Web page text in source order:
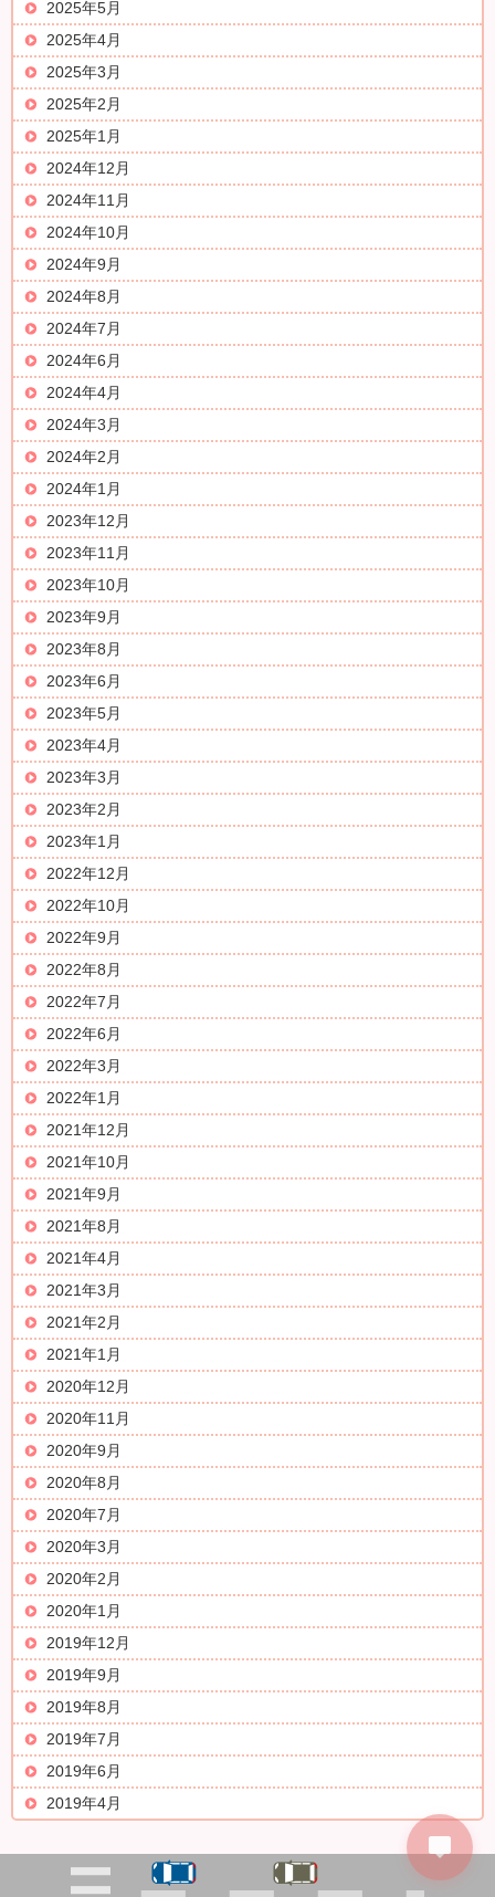
2025年5月
2025年4月
2025年3月
2025年2月
2025年1月
2024年12月
2024年11月
2024年10月
2024年9月
2024年8月
2024年7月
2024年6月
2024年4月
2024年3月
2024年2月
2024年1月
2023年12月
2023年11月
2023年10月
2023年9月
2023年8月
2023年6月
2023年5月
2023年4月
2023年3月
2023年2月
2023年1月
2022年12月
2022年10月
2022年9月
2022年8月
2022年7月
2022年6月
2022年3月
2022年1月
2021年12月
2021年10月
2021年9月
2021年8月
2021年4月
2021年3月
2021年2月
2021年1月
2020年12月
2020年11月
2020年9月
2020年8月
2020年7月
2020年3月
2020年2月
2020年1月
2019年12月
2019年9月
2019年8月
2019年7月
2019年6月
2019年4月